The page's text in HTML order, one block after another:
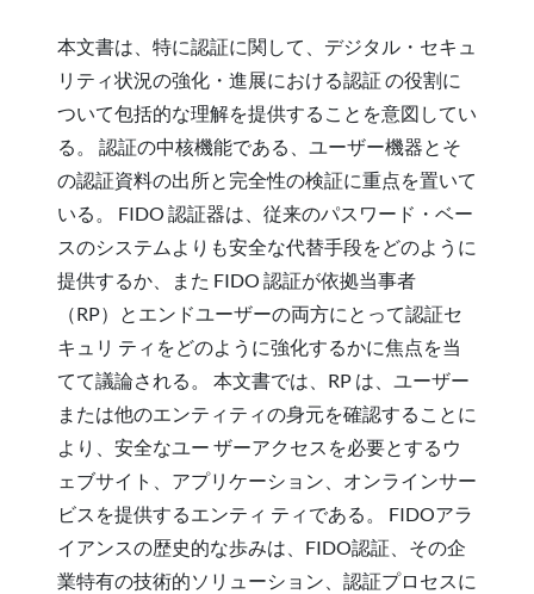
本文書は、特に認証に関して、デジタル・セキュ
リティ状況の強化・進展における認証 の役割に
ついて包括的な理解を提供することを意図してい
る。 認証の中核機能である、ユーザー機器とそ
の認証資料の出所と完全性の検証に重点を置いて
いる。 FIDO 認証器は、従来のパスワード・ベー
スのシステムよりも安全な代替手段をどのように
提供するか、また FIDO 認証が依拠当事者
（RP）とエンドユーザーの両方にとって認証セ
キュリ ティをどのように強化するかに焦点を当
てて議論される。 本文書では、RP は、ユーザー
または他のエンティティの身元を確認することに
より、安全なユー ザーアクセスを必要とするウ
ェブサイト、アプリケーション、オンラインサー
ビスを提供するエンティ ティである。 FIDOアラ
イアンスの歴史的な歩みは、FIDO認証、その企
業特有の技術的ソリューション、認証プロセスに